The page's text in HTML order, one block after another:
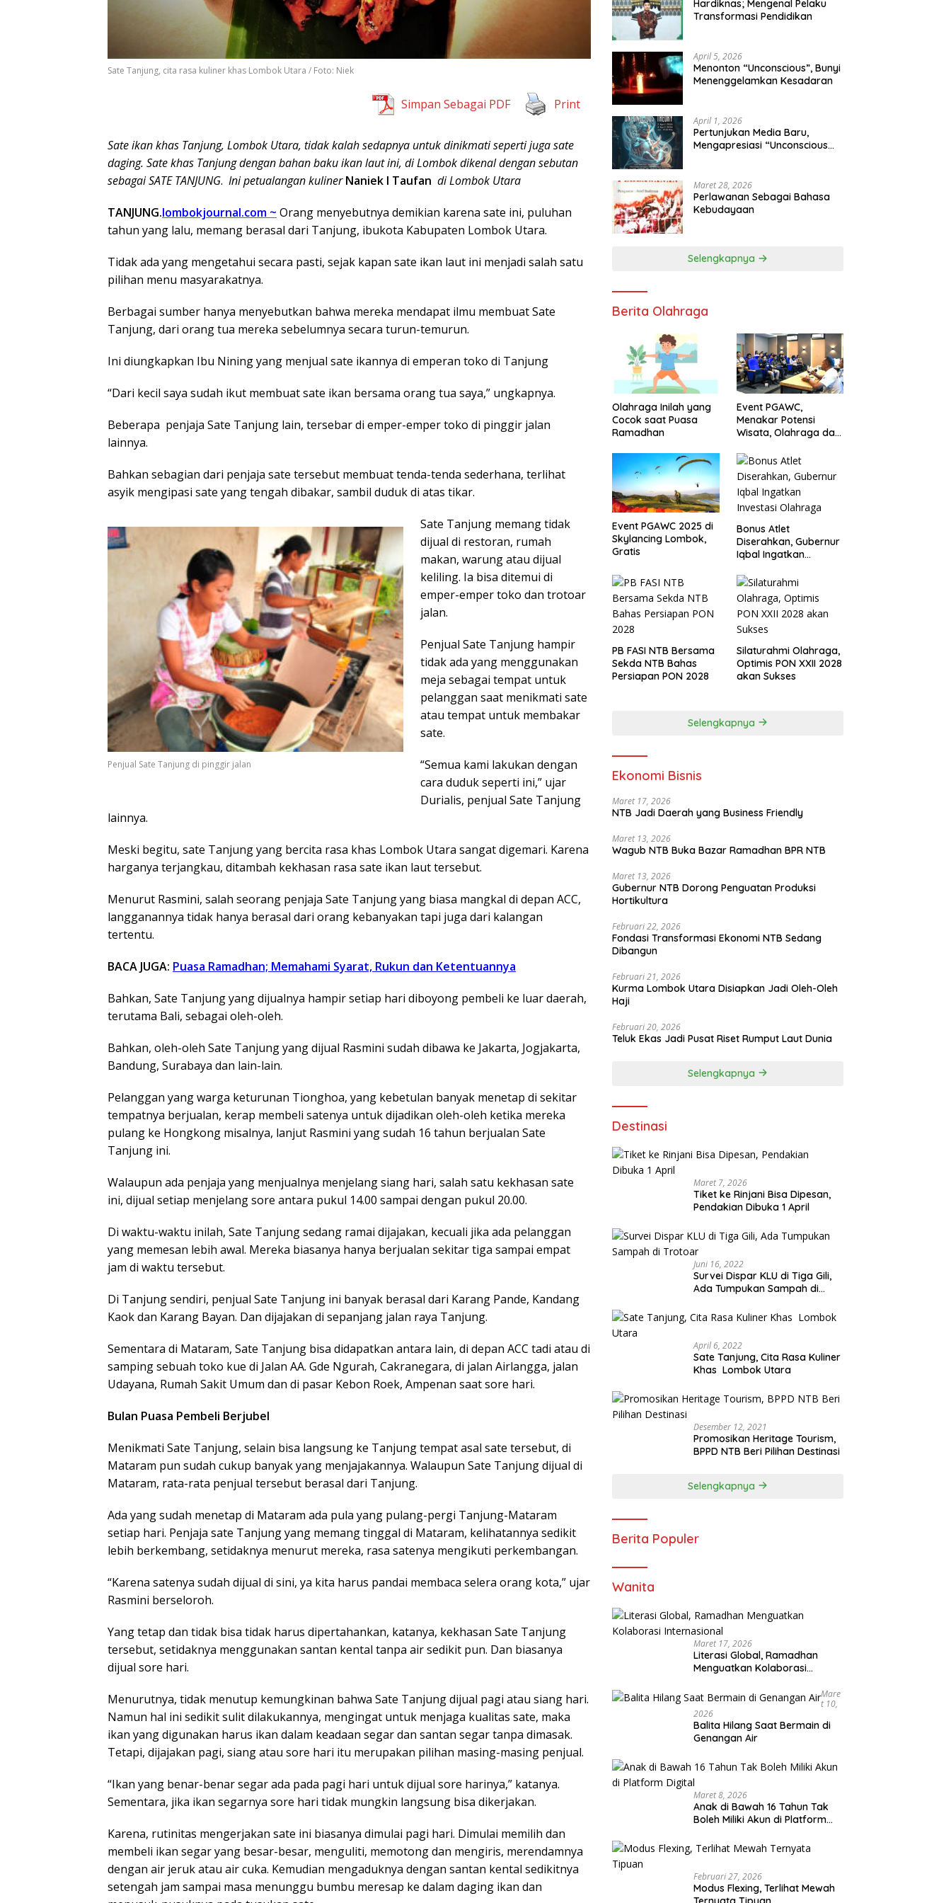
Sate Tanjung, cita rasa kuliner khas Lombok Utara / Foto: Niek
Simpan Sebagai PDF Print
Sate ikan khas Tanjung, Lombok Utara, tidak kalah sedapnya untuk dinikmati seperti juga sate
daging. Sate khas Tanjung dengan bahan baku ikan laut ini, di Lombok dikenal dengan sebutan
sebagai SATE TANJUNG. Ini petualangan kulinerNaniek I Taufan di Lombok Utara
TANJUNG.lombokjournal.com ~ Orang menyebutnya demikian karena sate ini, puluhan
tahun yang lalu, memang berasal dari Tanjung, ibukota Kabupaten Lombok Utara.
Tidak ada yang mengetahui secara pasti, sejak kapan sate ikan laut ini menjadi salah satu
pilihan menu masyarakatnya.
Berbagai sumber hanya menyebutkan bahwa mereka mendapat ilmu membuat Sate
Tanjung, dari orang tua mereka sebelumnya secara turun-temurun.
Ini diungkapkan Ibu Nining yang menjual sate ikannya di emperan toko di Tanjung
“Dari kecil saya sudah ikut membuat sate ikan bersama orang tua saya,” ungkapnya.
Beberapa penjaja Sate Tanjung lain, tersebar di emper-emper toko di pinggir jalan
lainnya.
Bahkan sebagian dari penjaja sate tersebut membuat tenda-tenda sederhana, terlihat
asyik mengipasi sate yang tengah dibakar, sambil duduk di atas tikar.
Penjual Sate Tanjung di pinggir jalan
Sate Tanjung memang tidak
dijual di restoran, rumah
makan, warung atau dijual
keliling. Ia bisa ditemui di
emper-emper toko dan trotoar
jalan.
Penjual Sate Tanjung hampir
tidak ada yang menggunakan
meja sebagai tempat untuk
pelanggan saat menikmati sate
atau tempat untuk membakar
sate.
“Semua kami lakukan dengan
cara duduk seperti ini,” ujar
Durialis, penjual Sate Tanjung
lainnya.
Meski begitu, sate Tanjung yang bercita rasa khas Lombok Utara sangat digemari. Karena
harganya terjangkau, ditambah kekhasan rasa sate ikan laut tersebut.
Menurut Rasmini, salah seorang penjaja Sate Tanjung yang biasa mangkal di depan ACC,
langganannya tidak hanya berasal dari orang kebanyakan tapi juga dari kalangan
tertentu.
BACA JUGA: Puasa Ramadhan; Memahami Syarat, Rukun dan Ketentuannya
Bahkan, Sate Tanjung yang dijualnya hampir setiap hari diboyong pembeli ke luar daerah,
terutama Bali, sebagai oleh-oleh.
Bahkan, oleh-oleh Sate Tanjung yang dijual Rasmini sudah dibawa ke Jakarta, Jogjakarta,
Bandung, Surabaya dan lain-lain.
Pelanggan yang warga keturunan Tionghoa, yang kebetulan banyak menetap di sekitar
tempatnya berjualan, kerap membeli satenya untuk dijadikan oleh-oleh ketika mereka
pulang ke Hongkong misalnya, lanjut Rasmini yang sudah 16 tahun berjualan Sate
Tanjung ini.
Walaupun ada penjaja yang menjualnya menjelang siang hari, salah satu kekhasan sate
ini, dijual setiap menjelang sore antara pukul 14.00 sampai dengan pukul 20.00.
Di waktu-waktu inilah, Sate Tanjung sedang ramai dijajakan, kecuali jika ada pelanggan
yang memesan lebih awal. Mereka biasanya hanya berjualan sekitar tiga sampai empat
jam di waktu tersebut.
Di Tanjung sendiri, penjual Sate Tanjung ini banyak berasal dari Karang Pande, Kandang
Kaok dan Karang Bayan. Dan dijajakan di sepanjang jalan raya Tanjung.
Sementara di Mataram, Sate Tanjung bisa didapatkan antara lain, di depan ACC tadi atau di
samping sebuah toko kue di Jalan AA. Gde Ngurah, Cakranegara, di jalan Airlangga, jalan
Udayana, Rumah Sakit Umum dan di pasar Kebon Roek, Ampenan saat sore hari.
Bulan Puasa Pembeli Berjubel
Menikmati Sate Tanjung, selain bisa langsung ke Tanjung tempat asal sate tersebut, di
Mataram pun sudah cukup banyak yang menjajakannya. Walaupun Sate Tanjung dijual di
Mataram, rata-rata penjual tersebut berasal dari Tanjung.
Ada yang sudah menetap di Mataram ada pula yang pulang-pergi Tanjung-Mataram
setiap hari. Penjaja sate Tanjung yang memang tinggal di Mataram, kelihatannya sedikit
lebih berkembang, setidaknya menurut mereka, rasa satenya mengikuti perkembangan.
“Karena satenya sudah dijual di sini, ya kita harus pandai membaca selera orang kota,” ujar
Rasmini berseloroh.
Yang tetap dan tidak bisa tidak harus dipertahankan, katanya, kekhasan Sate Tanjung
tersebut, setidaknya menggunakan santan kental tanpa air sedikit pun. Dan biasanya
dijual sore hari.
Menurutnya, tidak menutup kemungkinan bahwa Sate Tanjung dijual pagi atau siang hari.
Namun hal ini sedikit sulit dilakukannya, mengingat untuk menjaga kualitas sate, maka
ikan yang digunakan harus ikan dalam keadaan segar dan santan segar tanpa dimasak.
Tetapi, dijajakan pagi, siang atau sore hari itu merupakan pilihan masing-masing penjual.
“Ikan yang benar-benar segar ada pada pagi hari untuk dijual sore harinya,” katanya.
Sementara, jika ikan segarnya sore hari tidak mungkin langsung bisa dikerjakan.
Karena, rutinitas mengerjakan sate ini biasanya dimulai pagi hari. Dimulai memilih dan
membeli ikan segar yang besar-besar, menguliti, memotong dan mengiris, merendamnya
dengan air jeruk atau air cuka. Kemudian mengaduknya dengan santan kental sedikitnya
setengah jam sampai masa menunggu bumbu meresap ke dalam daging ikan dan
Hardiknas; Mengenal Pelaku
Transformasi Pendidikan
April 5, 2026
Menonton “Unconscious”, Bunyi
Menenggelamkan Kesadaran
April 1, 2026
Pertunjukan Media Baru,
Mengapresiasi “Unconscious
Maret 28, 2026
Perlawanan Sebagai Bahasa
Kebudayaan
Selengkapnya
Berita Olahraga
Olahraga Inilah yang
Cocok saat Puasa
Ramadhan
Event PGAWC,
Menakar Potensi
Wisata, Olahraga dan
Event PGAWC 2025 di
Skylancing Lombok,
Gratis
Bonus Atlet
Diserahkan, Gubernur
Iqbal Ingatkan
PB FASI NTB Bersama
Sekda NTB Bahas
Persiapan PON 2028
Silaturahmi Olahraga,
Optimis PON XXII 2028
akan Sukses
Selengkapnya
Ekonomi Bisnis
Maret 17, 2026
NTB Jadi Daerah yang Business Friendly
Maret 13, 2026
Wagub NTB Buka Bazar Ramadhan BPR NTB
Maret 13, 2026
Gubernur NTB Dorong Penguatan Produksi
Hortikultura
Februari 22, 2026
Fondasi Transformasi Ekonomi NTB Sedang
Dibangun
Februari 21, 2026
Kurma Lombok Utara Disiapkan Jadi Oleh-Oleh
Haji
Februari 20, 2026
Teluk Ekas Jadi Pusat Riset Rumput Laut Dunia
Selengkapnya
Destinasi
Maret 7, 2026
Tiket ke Rinjani Bisa Dipesan,
Pendakian Dibuka 1 April
Juni 16, 2022
Survei Dispar KLU di Tiga Gili,
Ada Tumpukan Sampah di
April 6, 2022
Sate Tanjung, Cita Rasa Kuliner
Khas Lombok Utara
Desember 12, 2021
Promosikan Heritage Tourism,
BPPD NTB Beri Pilihan Destinasi
Selengkapnya
Berita Populer
Wanita
Maret 17, 2026
Literasi Global, Ramadhan
Menguatkan Kolaborasi
Mare
T 10,
2026
Balita Hilang Saat Bermain di
Genangan Air
Maret 8, 2026
Anak di Bawah 16 Tahun Tak
Boleh Miliki Akun di Platform
Februari 27, 2026
Modus Flexing, Terlihat Mewah